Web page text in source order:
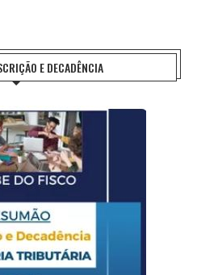
E DECADÊNCIA